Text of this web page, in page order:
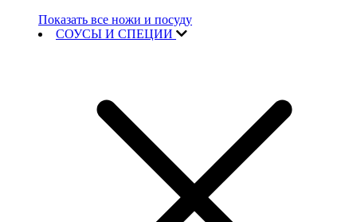
Показать все ножи и посуду
СОУСЫ И СПЕЦИИ